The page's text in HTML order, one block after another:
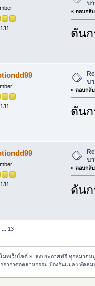
บ
« ตอบกลั
ดัน
บ
« ตอบกลั
ดัน
บ
« ตอบกลั
ดัน
... 13
มทเว็บไซต์ » ลงประกาศฟรี ทุกหมวดห
อากาศอุตสาหกรรม ป้องกันแมลง พัดล